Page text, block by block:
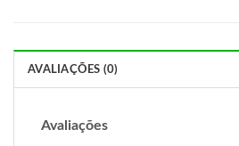
AVALIAÇÕES (0)
Avaliações